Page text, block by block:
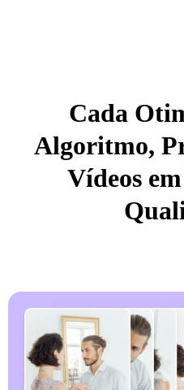
Cada
Algoritmo,
Vídeos